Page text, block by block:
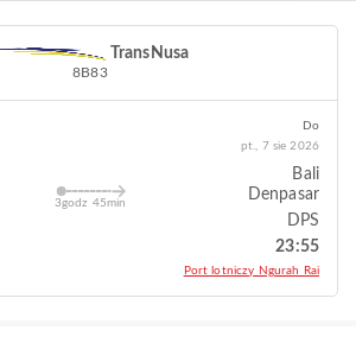
TransNusa
8B83
3godz 45min
Do
pt., 7 sie 2026
Bali
Denpasar
DPS
23:55
Port lotniczy Ngurah Rai